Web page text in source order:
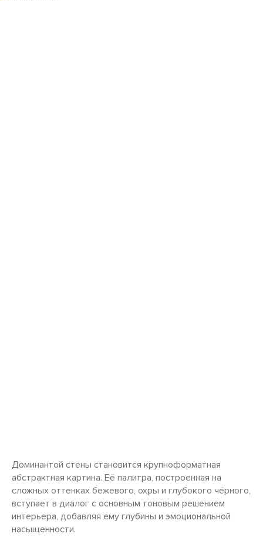
Доминантой стены становится крупноформатная
абстрактная картина. Её палитра, построенная на
сложных оттенках бежевого, охры и глубокого чёрного,
вступает в диалог с основным тоновым решением
интерьера, добавляя ему глубины и эмоциональной
насыщенности.